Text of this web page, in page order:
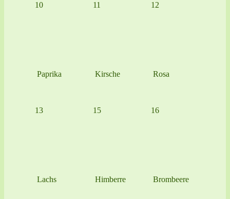
10
Paprika
11
Kirsche
12
Rosa
13
Lachs
15
Himberre
16
Brombeere